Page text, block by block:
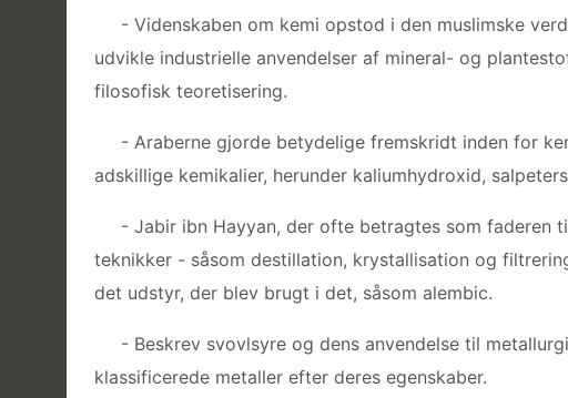
- Videnskaben om kemi opstod i den muslimske
udvikle industrielle anvendelser af mineral- og
filosofisk teoretisering.
- Araberne gjorde betydelige fremskridt inden for
adskillige kemikalier, herunder kaliumhydroxid,
- Jabir ibn Hayyan, der ofte betragtes som faderen
teknikker - såsom destillation, krystallisation og
det udstyr, der blev brugt i det, såsom alembic.
- Beskrev svovlsyre og dens anvendelse til
klassificerede metaller efter deres egenskaber.